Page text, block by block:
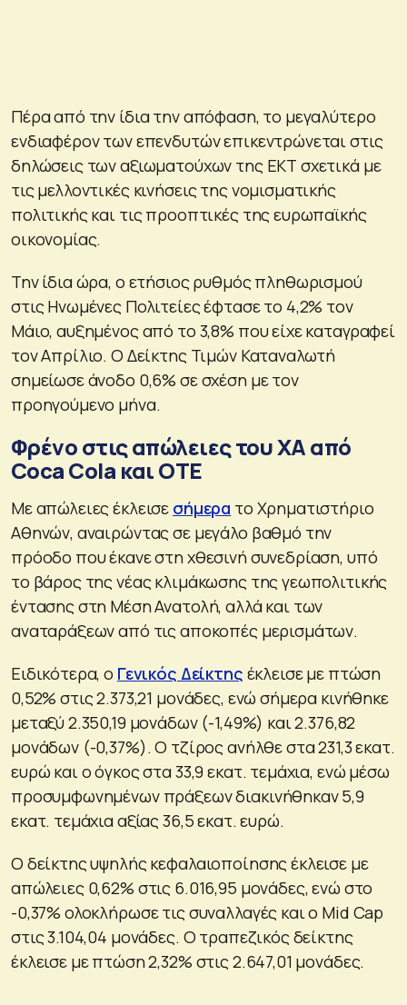
Πέρα από την ίδια την απόφαση, το μεγαλύτερο
ενδιαφέρον των επενδυτών επικεντρώνεται στις
δηλώσεις των αξιωματούχων της ΕΚΤ σχετικά με
τις μελλοντικές κινήσεις της νομισματικής
πολιτικής και τις προοπτικές της ευρωπαϊκής
οικονομίας.
Την ίδια ώρα, ο ετήσιος ρυθμός πληθωρισμού
στις Ηνωμένες Πολιτείες έφτασε το 4,2% τον
Μάιο, αυξημένος από το 3,8% που είχε καταγραφεί
τον Απρίλιο. Ο Δείκτης Τιμών Καταναλωτή
σημείωσε άνοδο 0,6% σε σχέση με τον
προηγούμενο μήνα.
Φρένο στις απώλειες του ΧΑ από
Coca Cola και ΟΤΕ
Με απώλειες έκλεισε σήμερα το Χρηματιστήριο
Αθηνών, αναιρώντας σε μεγάλο βαθμό την
πρόοδο που έκανε στη χθεσινή συνεδρίαση, υπό
το βάρος της νέας κλιμάκωσης της γεωπολιτικής
έντασης στη Μέση Ανατολή, αλλά και των
αναταράξεων από τις αποκοπές μερισμάτων.
Ειδικότερα, ο Γενικός Δείκτης έκλεισε με πτώση
0,52% στις 2.373,21 μονάδες, ενώ σήμερα κινήθηκε
μεταξύ 2.350,19 μονάδων (-1,49%) και 2.376,82
μονάδων (-0,37%). Ο τζίρος ανήλθε στα 231,3 εκατ.
ευρώ και ο όγκος στα 33,9 εκατ. τεμάχια, ενώ μέσω
προσυμφωνημένων πράξεων διακινήθηκαν 5,9
εκατ. τεμάχια αξίας 36,5 εκατ. ευρώ.
Ο δείκτης υψηλής κεφαλαιοποίησης έκλεισε με
απώλειες 0,62% στις 6.016,95 μονάδες, ενώ στο
-0,37% ολοκλήρωσε τις συναλλαγές και ο Mid Cap
στις 3.104,04 μονάδες. Ο τραπεζικός δείκτης
έκλεισε με πτώση 2,32% στις 2.647,01 μονάδες.